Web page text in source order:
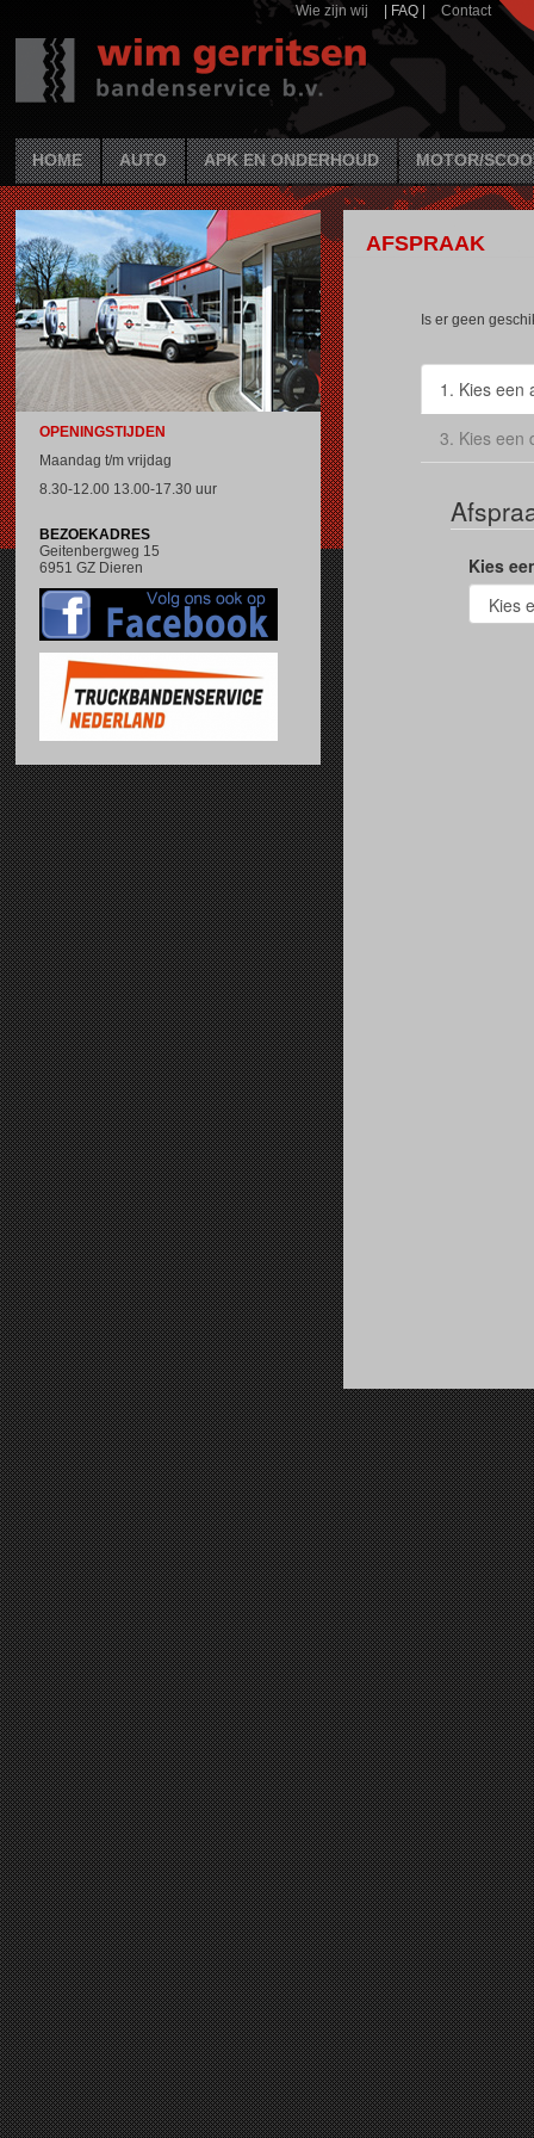
Wie zijn wij | FAQ | Contact
HOME AUTO APK EN ONDERHOUD MOTOR/
OPENINGSTIJDEN
Maandag t/m vrijdag
8.30-12.00 13.00-17.30 uur
BEZOEKADRES
Geitenbergweg 15
6951 GZ Dieren
AFSPRAAK
Is er geen